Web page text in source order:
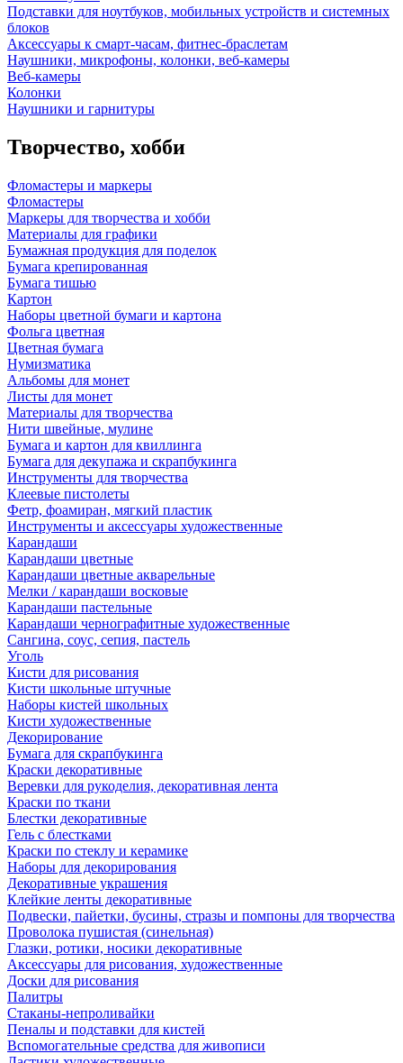
Подставки для ноутбуков, мобильных устройств и системных
блоков
Аксессуары к смарт-часам, фитнес-браслетам
Наушники, микрофоны, колонки, веб-камеры
Веб-камеры
Колонки
Наушники и гарнитуры
Творчество, хобби
Фломастеры и маркеры
Фломастеры
Маркеры для творчества и хобби
Материалы для графики
Бумажная продукция для поделок
Бумага крепированная
Бумага тишью
Картон
Наборы цветной бумаги и картона
Фольга цветная
Цветная бумага
Нумизматика
Альбомы для монет
Листы для монет
Материалы для творчества
Нити швейные, мулине
Бумага и картон для квиллинга
Бумага для декупажа и скрапбукинга
Инструменты для творчества
Клеевые пистолеты
Фетр, фоамиран, мягкий пластик
Инструменты и аксессуары художественные
Карандаши
Карандаши цветные
Карандаши цветные акварельные
Мелки / карандаши восковые
Карандаши пастельные
Карандаши чернографитные художественные
Сангина, соус, сепия, пастель
Уголь
Кисти для рисования
Кисти школьные штучные
Наборы кистей школьных
Кисти художественные
Декорирование
Бумага для скрапбукинга
Краски декоративные
Веревки для рукоделия, декоративная лента
Краски по ткани
Блестки декоративные
Гель с блестками
Краски по стеклу и керамике
Наборы для декорирования
Декоративные украшения
Клейкие ленты декоративные
Подвески, пайетки, бусины, стразы и помпоны для творчества
Проволока пушистая (синельная)
Глазки, ротики, носики декоративные
Аксессуары для рисования, художественные
Доски для рисования
Палитры
Стаканы-непроливайки
Пеналы и подставки для кистей
Вспомогательные средства для живописи